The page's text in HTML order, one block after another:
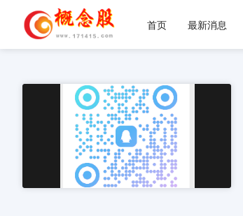
首页 最新消息